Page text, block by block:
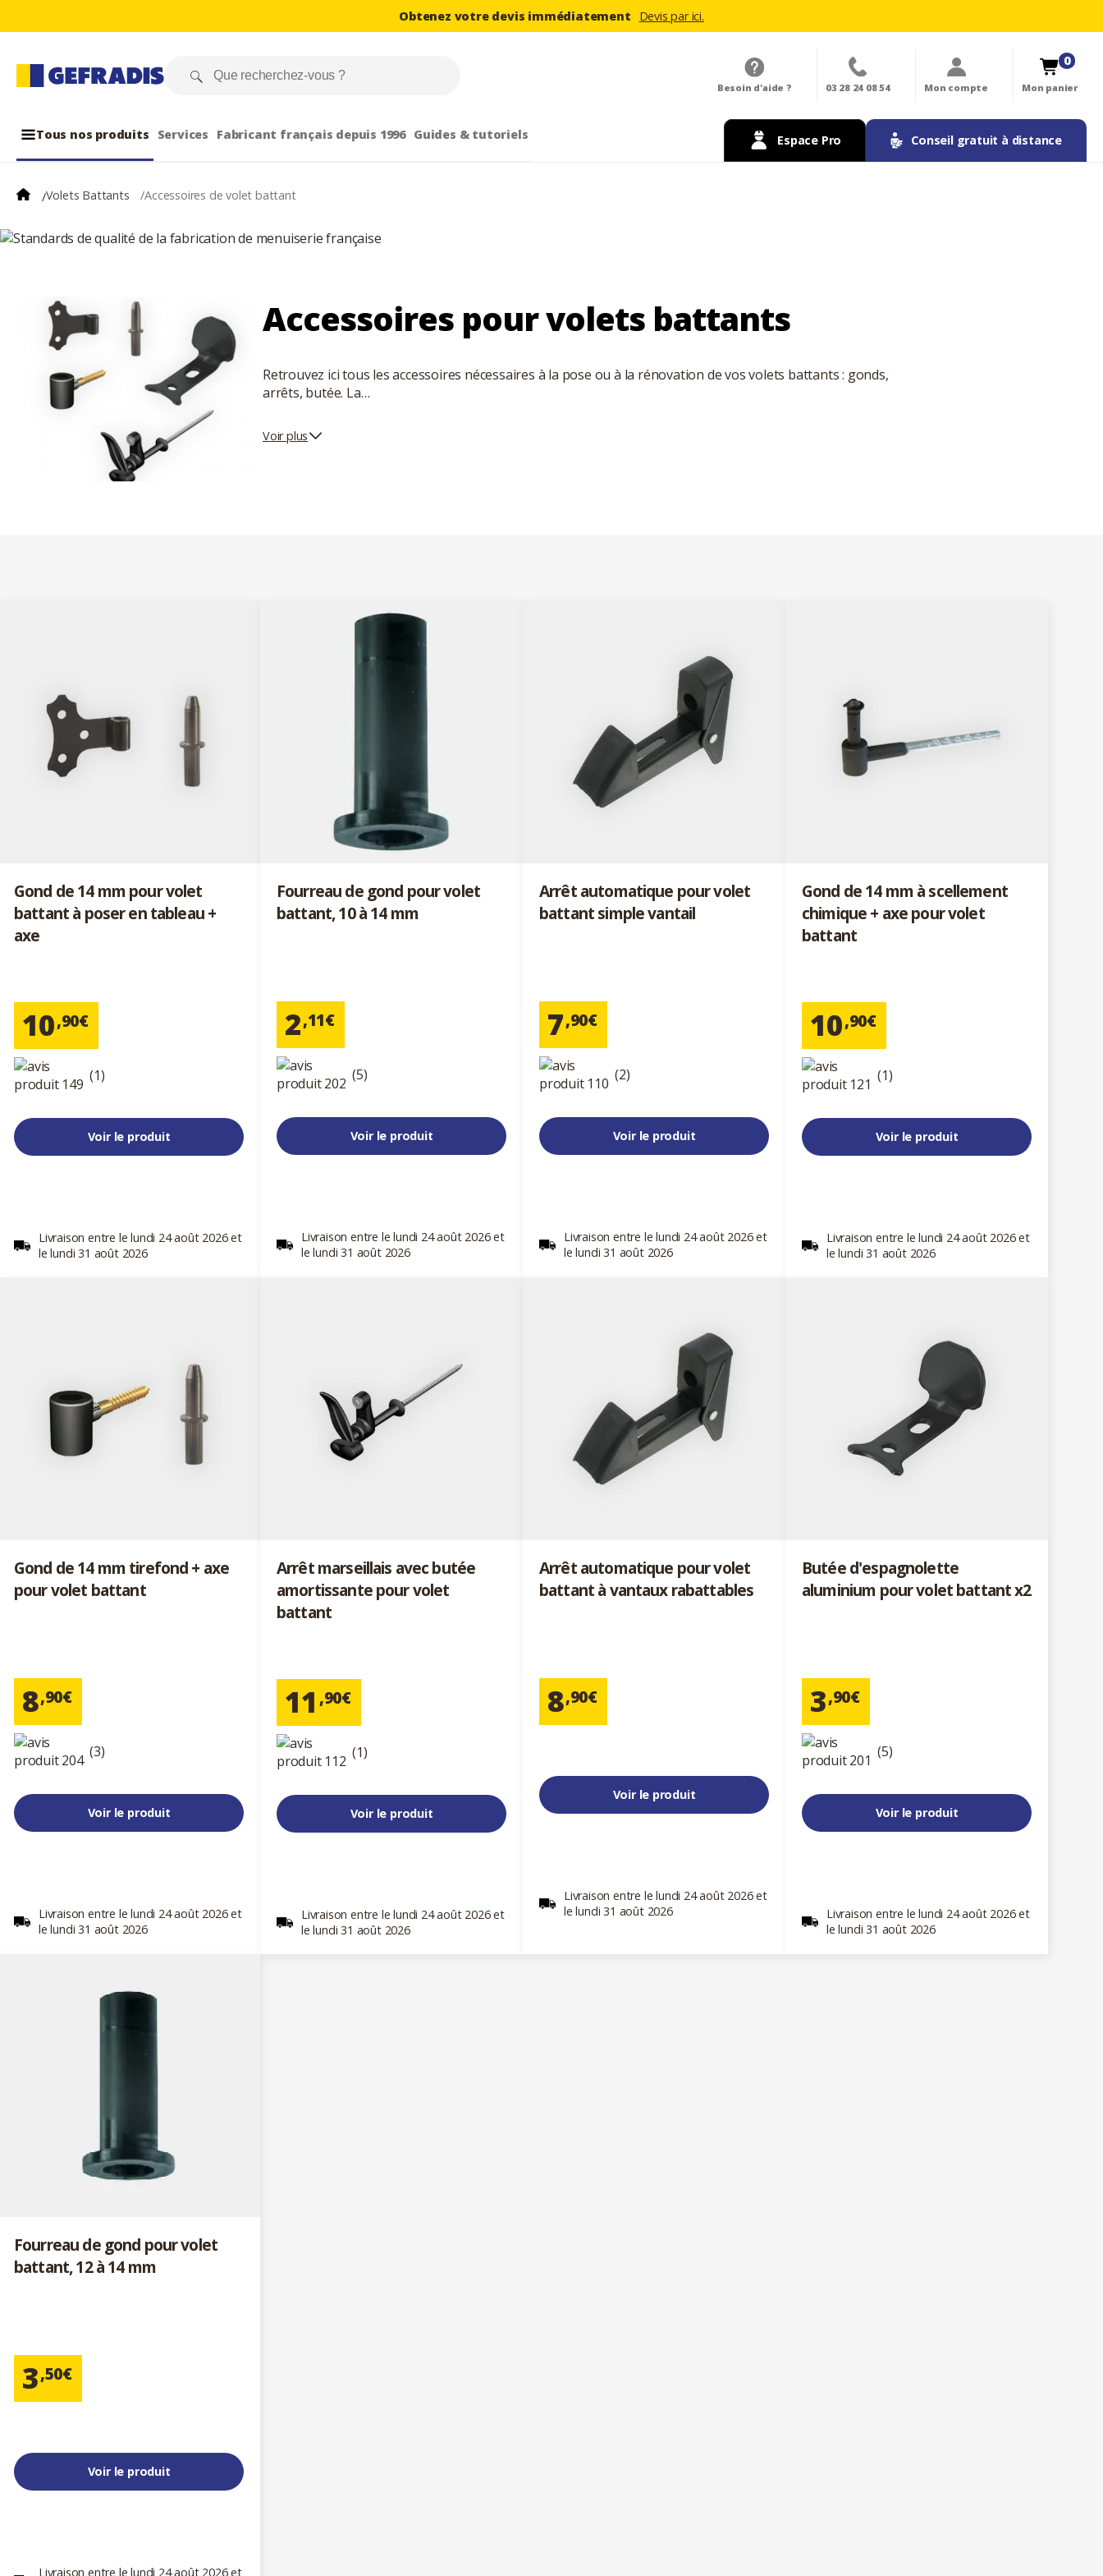
Obtenez votre devis immédiatement Devis par ici.
Besoin d'aide ? 03 28 24 08 54 Mon compte Mon panier
0
Tous nos produits Services Fabricant français depuis 1996 Guides & tutoriels Espace Pro Conseil gratuit à distance
/Volets Battants /Accessoires de volet battant
Accessoires pour volets battants
Retrouvez ici tous les accessoires nécessaires à la pose ou à la rénovation de vos volets battants : gonds,
arrêts, butée. La…
Voir plus
Gond de 14 mm pour volet
battant à poser en tableau +
axe
10,90€
(1)
Voir le produit
Livraison entre le lundi 24 août 2026 et
le lundi 31 août 2026
Fourreau de gond pour volet
battant, 10 à 14 mm
2,11€
(5)
Voir le produit
Livraison entre le lundi 24 août 2026 et
le lundi 31 août 2026
Arrêt automatique pour volet
battant simple vantail
7,90€
(2)
Voir le produit
Livraison entre le lundi 24 août 2026 et
le lundi 31 août 2026
Gond de 14 mm à scellement
chimique + axe pour volet
battant
10,90€
(1)
Voir le produit
Livraison entre le lundi 24 août 2026 et
le lundi 31 août 2026
Gond de 14 mm tirefond + axe
pour volet battant
8,90€
(3)
Voir le produit
Livraison entre le lundi 24 août 2026 et
le lundi 31 août 2026
Arrêt marseillais avec butée
amortissante pour volet
battant
11 ,90€
(1)
Voir le produit
Livraison entre le lundi 24 août 2026 et
le lundi 31 août 2026
Arrêt automatique pour volet
battant à vantaux rabattables
8,90€
Voir le produit
Livraison entre le lundi 24 août 2026 et
le lundi 31 août 2026
Butée d'espagnolette
aluminium pour volet battant x2
3,90€
(5)
Voir le produit
Livraison entre le lundi 24 août 2026 et
le lundi 31 août 2026
Fourreau de gond pour volet
battant, 12 à 14 mm
3,50€
Voir le produit
Livraison entre le lundi 24 août 2026 et